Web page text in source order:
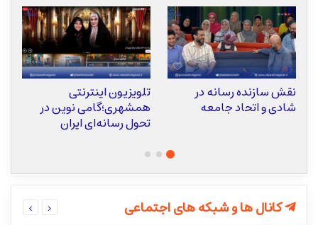
نقش سازنده رسانه در
شادی و اتحاد جامعه
تلویزیون اینترنتی
همشهری؛گامی نوین در
تحول رسانه‌ای ایران
کانال ها و شبکه های اجتماعی